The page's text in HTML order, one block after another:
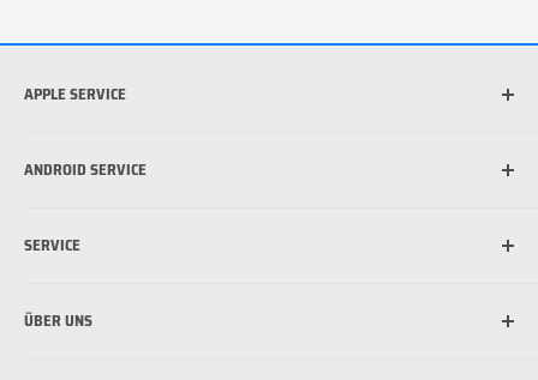
APPLE SERVICE
Welche iPad habe ich?
Was ist MagSafe?
ANDROID SERVICE
Schutzfolie für Handy anbringen: So funktioniert's
SERVICE
Zahlungsmöglichkeiten
ÜBER UNS